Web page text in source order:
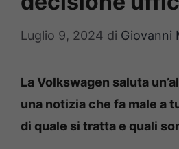
Luglio 9, 2024 di Giovanni
La Volkswagen saluta
una notizia che fa male a
di quale si tratta e quali